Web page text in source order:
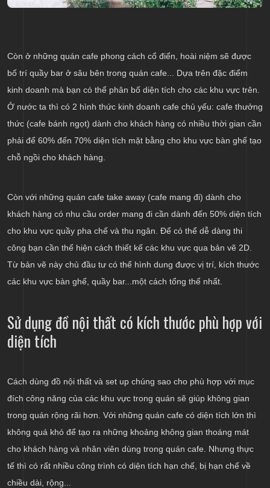
Còn ở những quán cafe phong cách cổ điển, hoài niệm sẽ được
bố trí quầy bar ở sâu bên trong quán cafe... Dựa trên đặc điểm
kinh doanh mà bạn có thể phân bố diện tích cho các khu vực trên.
Ở nước ta thì có 2 hình thức kinh doanh cafe chủ yếu: cafe thưởng
thức (cafe bánh ngọt) dành cho khách hàng có nhiều thời gian cần
phải để 60% đến 70% diện tích mặt bằng cho khu vực bàn ghế tạo
chỗ ngồi cho khách hàng.
Còn với những quán cafe take away (cafe mang đi) dành cho
khách hàng có nhu cầu order mang đi cần dành đến 50% diện tích
cho khu vực quầy pha chế và thu ngân. Để có thể dễ dàng thi
công bạn cần thể hiện cách thiết kế các khu vực qua bản vẽ 2D.
Từ bản vẽ này chủ đầu tư có thể hình dung được vị trí, kích thước
các khu vực bàn ghế, quầy bar...một cách tổng thể nhất.
Sử dụng đồ nội thất có kích thước phù hợp với
diện tích
Cách dùng đồ nội thất và set up chúng sao cho phù hợp với mục
đích công năng của các khu vực trong quán sẽ giúp không gian
trong quán rộng rãi hơn. Với những quán cafe có diện tích lớn thì
không quá khó để tạo ra những khoảng không gian thoáng mát
cho khách hàng và nhân viên dùng trong quán cafe. Nhưng thực
tế thì có rất nhiều công trình có diện tích hạn chế, bị hạn chế về
chiều dài, rộng...